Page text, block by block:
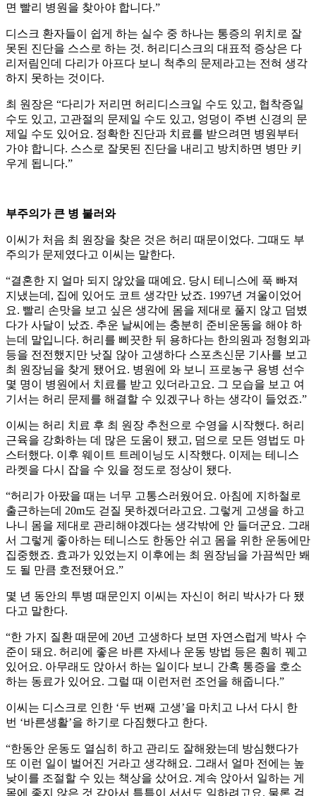
면 빨리 병원을 찾아야 합니다.”
디스크 환자들이 쉽게 하는 실수 중 하나는 통증의 위치로 잘
못된 진단을 스스로 하는 것. 허리디스크의 대표적 증상은 다
리저림인데 다리가 아프다 보니 척추의 문제라고는 전혀 생각
하지 못하는 것이다.
최 원장은 “다리가 저리면 허리디스크일 수도 있고, 협착증일
수도 있고, 고관절의 문제일 수도 있고, 엉덩이 주변 신경의 문
제일 수도 있어요. 정확한 진단과 치료를 받으려면 병원부터
가야 합니다. 스스로 잘못된 진단을 내리고 방치하면 병만 키
우게 됩니다.”
부주의가 큰 병 불러와
이씨가 처음 최 원장을 찾은 것은 허리 때문이었다. 그때도 부
주의가 문제였다고 이씨는 말한다.
“결혼한 지 얼마 되지 않았을 때예요. 당시 테니스에 푹 빠져
지냈는데, 집에 있어도 코트 생각만 났죠. 1997년 겨울이었어
요. 빨리 손맛을 보고 싶은 생각에 몸을 제대로 풀지 않고 덤볐
다가 사달이 났죠. 추운 날씨에는 충분히 준비운동을 해야 하
는데 말입니다. 허리를 삐끗한 뒤 용하다는 한의원과 정형외과
등을 전전했지만 낫질 않아 고생하다 스포츠신문 기사를 보고
최 원장님을 찾게 됐어요. 병원에 와 보니 프로농구 용병 선수
몇 명이 병원에서 치료를 받고 있더라고요. 그 모습을 보고 여
기서는 허리 문제를 해결할 수 있겠구나 하는 생각이 들었죠.”
이씨는 허리 치료 후 최 원장 추천으로 수영을 시작했다. 허리
근육을 강화하는 데 많은 도움이 됐고, 덤으로 모든 영법도 마
스터했다. 이후 웨이트 트레이닝도 시작했다. 이제는 테니스
라켓을 다시 잡을 수 있을 정도로 정상이 됐다.
“허리가 아팠을 때는 너무 고통스러웠어요. 아침에 지하철로
출근하는데 20m도 걷질 못하겠더라고요. 그렇게 고생을 하고
나니 몸을 제대로 관리해야겠다는 생각밖에 안 들더군요. 그래
서 그렇게 좋아하는 테니스도 한동안 쉬고 몸을 위한 운동에만
집중했죠. 효과가 있었는지 이후에는 최 원장님을 가끔씩만 봬
도 될 만큼 호전됐어요.”
몇 년 동안의 투병 때문인지 이씨는 자신이 허리 박사가 다 됐
다고 말한다.
“한 가지 질환 때문에 20년 고생하다 보면 자연스럽게 박사 수
준이 돼요. 허리에 좋은 바른 자세나 운동 방법 등은 훤히 꿰고
있어요. 아무래도 앉아서 하는 일이다 보니 간혹 통증을 호소
하는 동료가 있어요. 그럴 때 이런저런 조언을 해줍니다.”
이씨는 디스크로 인한 ‘두 번째 고생’을 마치고 나서 다시 한
번 ‘바른생활’을 하기로 다짐했다고 한다.
“한동안 운동도 열심히 하고 관리도 잘해왔는데 방심했다가
또 이런 일이 벌어진 거라고 생각해요. 그래서 얼마 전에는 높
낮이를 조절할 수 있는 책상을 샀어요. 계속 앉아서 일하는 게
몸에 좋지 않은 것 같아서 틈틈이 서서도 일하려고요. 물론 걸